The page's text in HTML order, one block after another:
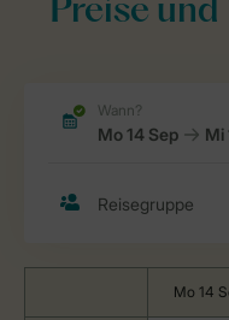
Preise
Mo 14